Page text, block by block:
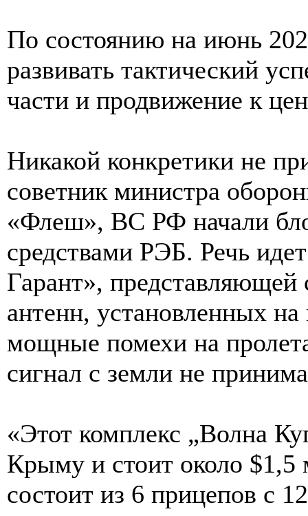
По состоянию на июнь
развивать тактический
части и продвижение к
Никакой конкретики не
советник министра
«Флеш», ВС РФ начали
средствами РЭБ. Речь
Гарант», представляющей
антенн, установленных
мощные помехи на
сигнал с земли не
«Этот комплекс „Волна
Крыму и стоит около
состоит из 6 прицепов с